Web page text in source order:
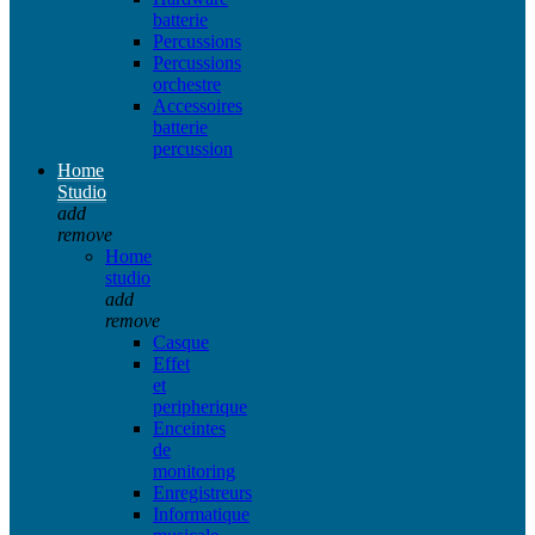
batterie
Percussions
Percussions
orchestre
Accessoires
batterie
percussion
Home
Studio
add
remove
Home
studio
add
remove
Casque
Effet
et
peripherique
Enceintes
de
monitoring
Enregistreurs
Informatique